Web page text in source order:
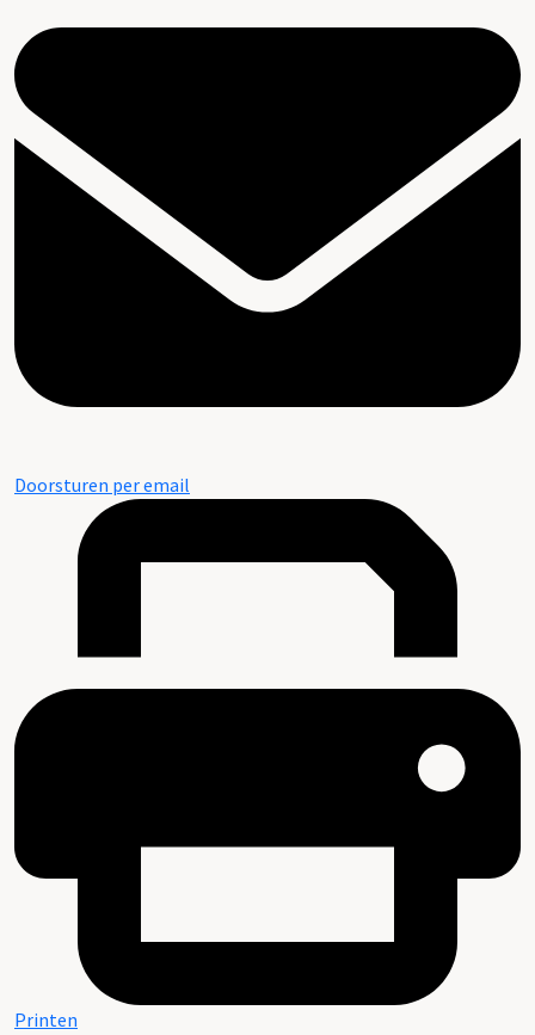
Doorsturen per email
Printen